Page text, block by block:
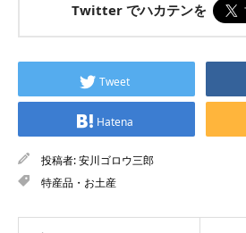
Twitter でハカテンを
Tweet
Hatena
投稿者:安川ゴロウ三郎
特産品・お土産